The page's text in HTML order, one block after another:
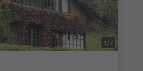
1/7